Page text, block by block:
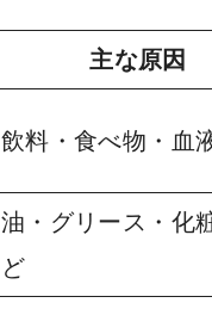
主な原因
飲料・食べ物・血
油・グリース・化
ど